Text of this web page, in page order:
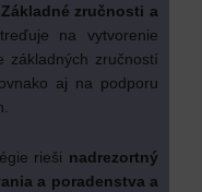
Základné zručnosti a
na vytvorenie
základných zručností
aj na podporu
rieši nadrezortný
a poradenstva a